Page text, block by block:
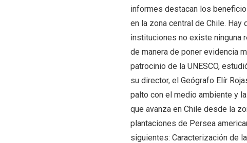
informes destacan los
en la zona central de Chile.
instituciones no existe ninguna
de manera de poner evidencia
patrocinio de la UNESCO,
su director, el Geógrafo Elír
palto con el medio ambiente y
que avanza en Chile desde la
plantaciones de Persea
siguientes: Caracterización de